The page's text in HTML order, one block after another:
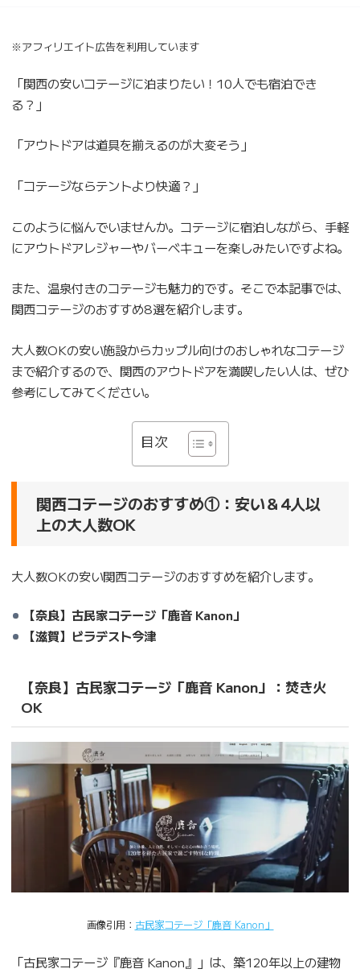
※アフィリエイト広告を利用しています
「関西の安いコテージに泊まりたい！10人でも宿泊でき
る？」
「アウトドアは道具を揃えるのが大変そう」
「コテージならテントより快適？」
このように悩んでいませんか。コテージに宿泊しながら、手軽
にアウトドアレジャーやバーベキューを楽しみたいですよね。
また、温泉付きのコテージも魅力的です。そこで本記事では、
関西コテージのおすすめ8選を紹介します。
大人数OKの安い施設からカップル向けのおしゃれなコテージ
まで紹介するので、関西のアウトドアを満喫したい人は、ぜひ
参考にしてみてください。
目次
関西コテージのおすすめ①：安い＆4人以
上の大人数OK
大人数OKの安い関西コテージのおすすめを紹介します。
【奈良】古民家コテージ「鹿音 Kanon」
【滋賀】ビラデスト今津
【奈良】古民家コテージ「鹿音 Kanon」：焚き火
OK
画像引用： 古民家コテージ「鹿音 Kanon」
「古民家コテージ『鹿音 Kanon』」は、築120年以上の建物